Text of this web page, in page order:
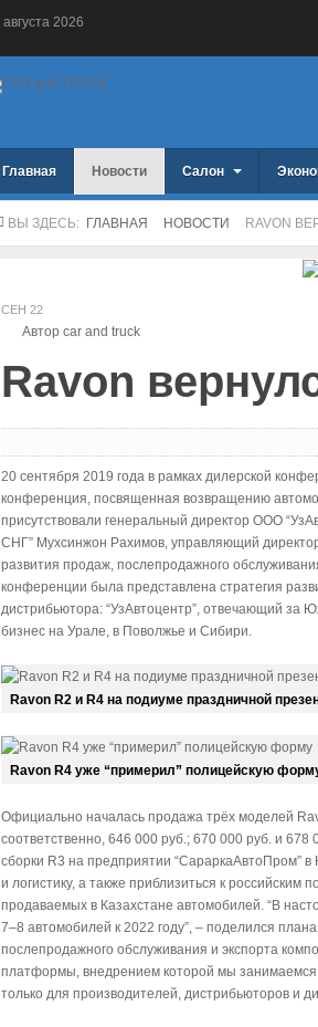
августа 2026
Главная Новости Салон
ВЫ ЗДЕСЬ: ГЛАВНАЯ НОВОСТИ RAVON
СЕН 22
Автор car and truck
Ravon
20 сентября 2019 года в рамках дилерской
конференция, посвященная возвращению
присутствовали генеральный директор ООО
СНГ” Мухсинжон Рахимов, управляющий
развития продаж, послепродажного
конференции была представлена стратегия
дистрибьютора: “УзАвтоцентр”, отвечающий
бизнес на Урале, в Поволжье и Сибири.
Ravon R2 и R4 на подиуме праздничной
Ravon R4 уже “примерил” полицейскую
Официально началась продажа трёх моделей
соответственно, 646 000 руб.; 670 000 руб. и
сборки R3 на предприятии “СараркаАвтоПром”
и логистику, а также приблизиться к российским
продаваемых в Казахстане автомобилей. “В
7–8 автомобилей к 2022 году”, – поделился
послепродажного обслуживания и экспорта
платформы, внедрением которой мы
только для производителей, дистрибьюторов и